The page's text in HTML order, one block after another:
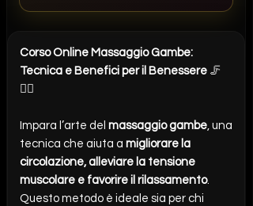
Corso Online Massaggio Gambe:
Tecnica e Benefici per il Benessere 🦵
💆‍♀️
Impara l’arte del massaggio gambe, una
tecnica che aiuta a migliorare la
circolazione, alleviare la tensione
muscolare e favorire il rilassamento.
Questo metodo è ideale sia per chi